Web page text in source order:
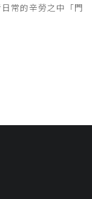
常的辛勞之中「門